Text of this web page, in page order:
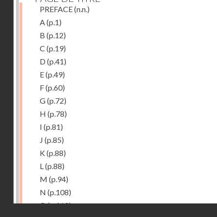
PREFACE(n.n.)
A (p.1)
B (p.12)
C (p.19)
D (p.41)
E(p.49)
F(p.60)
G(p.72)
H (p.78)
I (p.81)
J (p.85)
K (p.88)
L (p.88)
M (p.94)
N (p.108)
O(p.110)